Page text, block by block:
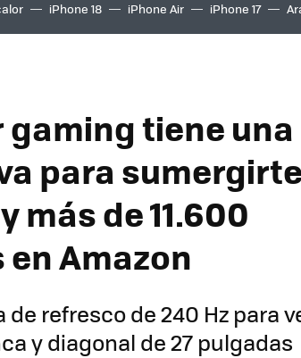
iPhone 18 iPhone Air iPhone 17
tiene
para
más de 11.600
Amazon
refresco de 240 Hz para
y diagonal de 27 pulgadas